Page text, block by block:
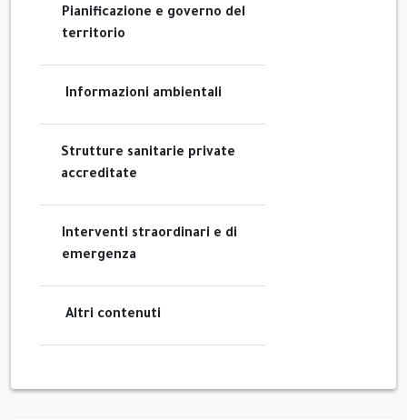
Pianificazione e governo del
territorio
Informazioni ambientali
Strutture sanitarie private
accreditate
Interventi straordinari e di
emergenza
Altri contenuti